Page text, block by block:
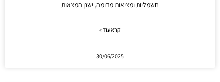
חשמליות ומציאות מדומה, ישנן המצאות
קרא עוד »
30/06/2025